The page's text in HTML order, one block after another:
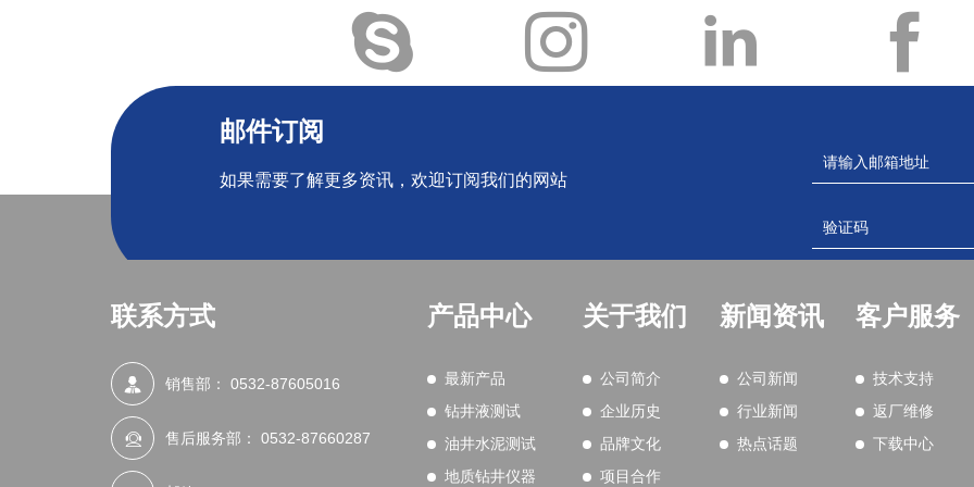
邮件订阅
如果需要了解更多资讯，欢迎订阅我们的网站
联系方式
销售部： 0532-87605016
售后服务部： 0532-87660287
产品中心
最新产品
钻井液测试
油井水泥测试
地质钻井仪器
关于我们
公司简介
企业历史
品牌文化
项目合作
新闻资讯
公司新闻
行业新闻
热点话题
客户服务
技术支持
返厂维修
下载中心